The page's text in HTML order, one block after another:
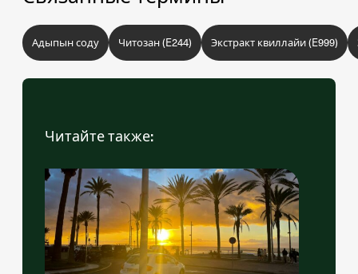
Адыпын соду Читозан (E244) Экстракт квиллайи (E999)
Читайте также: